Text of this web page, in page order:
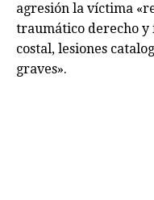
agresión la víctima
traumático derecho
costal, lesiones
graves».